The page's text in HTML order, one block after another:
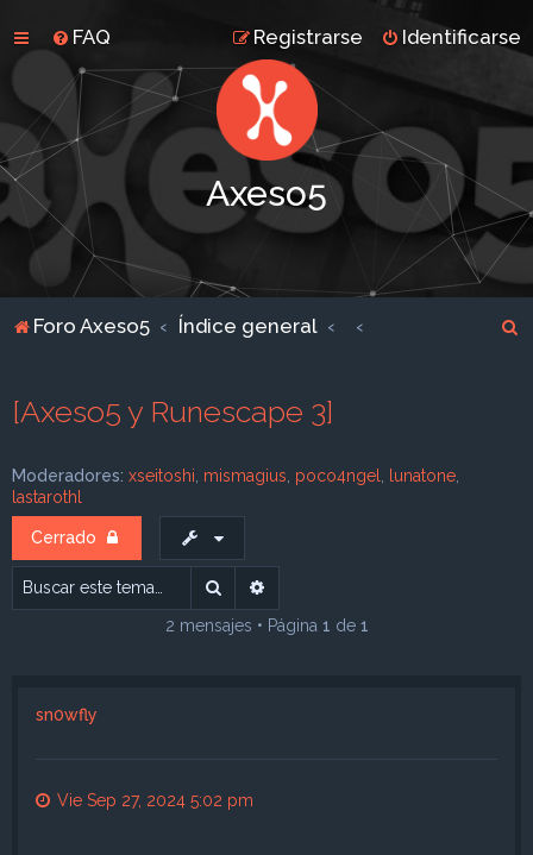
FAQ Identificarse
Registrarse
Axeso5
Foro Axeso5 Índice general
[Axeso5 y Runescape 3]
Moderadores: xseitoshi mismagius poco4ngel lunatone
lastarothl
Cerrado
Buscar
2 mensajes • Página 1 de 1
sn0wfly
Vie Sep 27, 2024 5:02 pm